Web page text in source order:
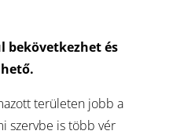
bekövetkezhet és
területen jobb a
szervbe is több vér